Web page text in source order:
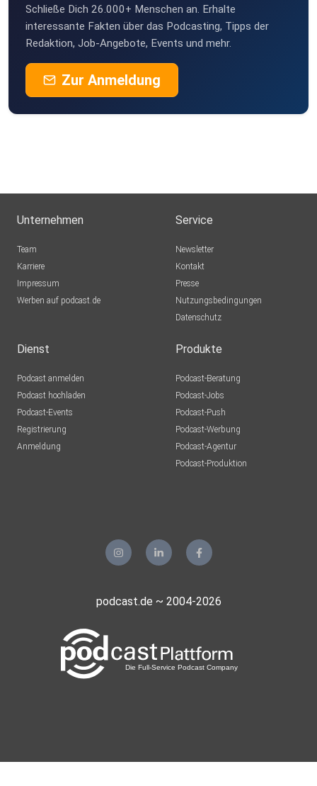
Schließe Dich 26.000+ Menschen an. Erhalte
interessante Fakten über das Podcasting, Tipps der
Redaktion, Job-Angebote, Events und mehr.
Zur Anmeldung
Unternehmen
Team
Karriere
Impressum
Werben auf podcast.de
Service
Newsletter
Kontakt
Presse
Nutzungsbedingungen
Datenschutz
Dienst
Podcast anmelden
Podcast hochladen
Podcast-Events
Registrierung
Anmeldung
Produkte
Podcast-Beratung
Podcast-Jobs
Podcast-Push
Podcast-Werbung
Podcast-Agentur
Podcast-Produktion
podcast.de ~ 2004-2026